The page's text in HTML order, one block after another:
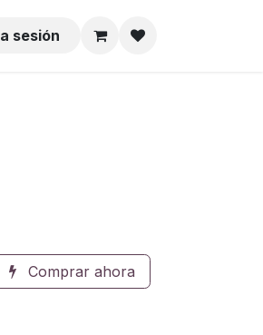
sesión
Comprar ahora